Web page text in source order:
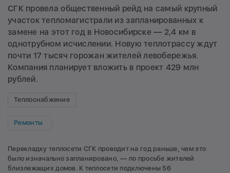
СГК провела общественный рейд на самый крупный
участок тепломагистрали из запланированных к
замене на этот год в Новосибирске — 2,4 км в
однотрубном исчислении. Новую теплотрассу ждут
почти 17 тысяч горожан жителей левобережья.
Компания планирует вложить в проект 429 млн
рублей.
Теплоснабжение
Ремонты
Перекладку теплосети СГК проводит на год раньше, чем это
было изначально запланировано, — по просьбе жителей
близлежащих домов. К теплосети подключены 56